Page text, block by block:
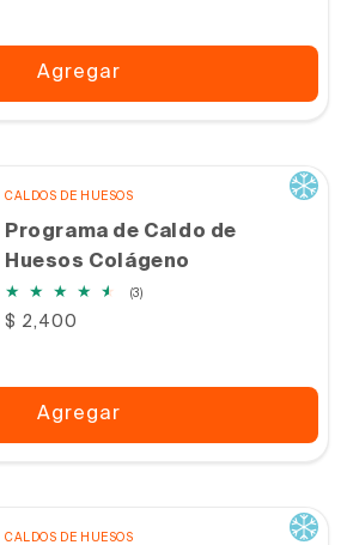
Agregar
CALDOS DE HUESOS
Programa de Caldo de
Huesos Colágeno
(3)3
Precio
$ 2,400
Agregar
CALDOS DE HUESOS